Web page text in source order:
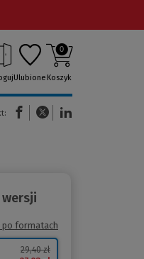
Ulubione
0
Koszyk
(Nowe okno)(Link do innej strony)
wersji
po formatach
29,40 zł